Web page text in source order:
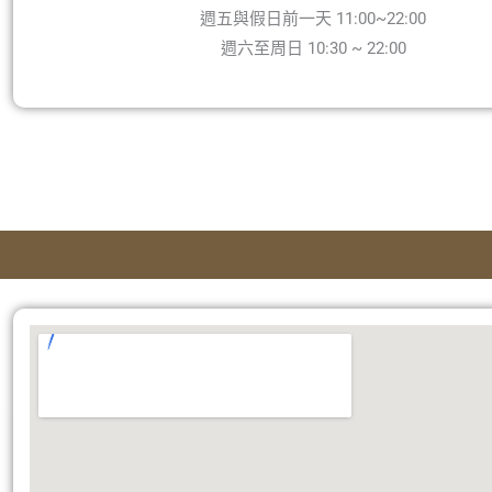
週五與假日前一天 11:00~22:00
週六至周日 10:30 ~ 22:00